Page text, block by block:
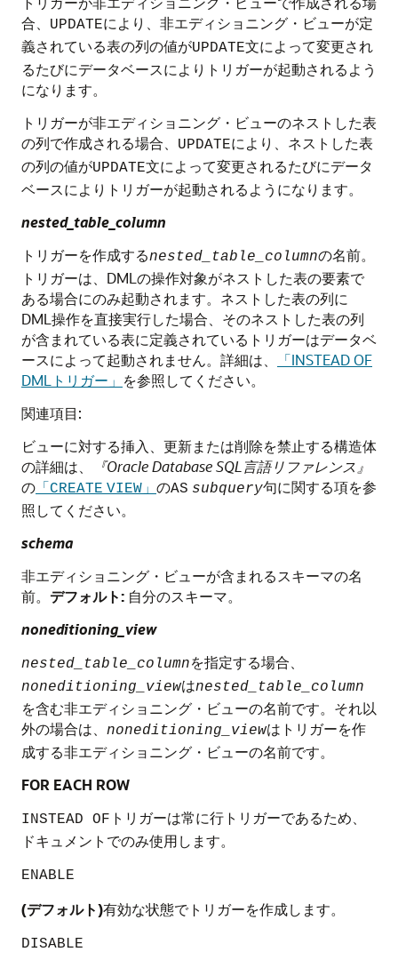
合、
UPDATEにより、非エディショニング・ビューが定
義されている表の列の値がUPDATE文によって変更され
るたびにデータベースによりトリガーが起動されるよう
になります。
トリガーが非エディショニング・ビューのネストした表
の列で作成される場合、
UPDATEにより、ネストした表
の列の値がUPDATE文によって変更されるたびにデータ
ベースによりトリガーが起動されるようになります。
nested_table_column
トリガーを作成するnested_table_columnの名前。
トリガーは、DMLの操作対象がネストした表の要素で
ある場合にのみ起動されます。ネストした表の列に
DML操作を直接実行した場合、そのネストした表の列
が含まれている表に定義されているトリガーはデータベ
ースによって起動されません。詳細は、
「INSTEAD OF
DMLトリガー」 を参照してください。
関連項目:
ビューに対する挿入、更新または削除を禁止する構造体
の詳細は、
『Oracle Database SQL言語リファレンス』
の 「CREATE VIEW 」 のAS subquery句に関する項を参
照してください。
schema
非エディショニング・ビューが含まれるスキーマの名
前。 デフォルト: 自分のスキーマ。
noneditioning_view
nested_table_columnを指定する場合、
noneditioning_viewはnested_table_column
を含む非エディショニング・ビューの名前です。それ以
外の場合は、 noneditioning_viewはトリガーを作
成する非エディショニング・ビューの名前です。
FOR EACH ROW
INSTEAD OF トリガーは常に行トリガーであるため、
ドキュメントでのみ使用します。
ENABLE
(デフォルト)有効な状態でトリガーを作成します。
DISABLE